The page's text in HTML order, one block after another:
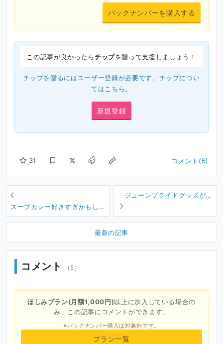
バックナンバーを購入する
この記事が良かったらチップを贈って支援しましょう！
チップを贈るにはユーザー登録が必要です。チップについ
てはこちら。
新規登録
31 コメント(5)
スープカレー好きすぎかもし
れない。
ジューンブライドグッズが出
メン！！
最新の記事
コメント （5）
ほしみプラン(月額1,000円)以上に加入している場合の
み、この記事にコメントができます。
※バックナンバー購入は対象外です。
プラン一覧